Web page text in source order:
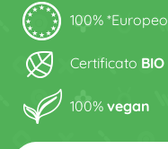
100% *Europeo
Certificato BIO
100% vegan